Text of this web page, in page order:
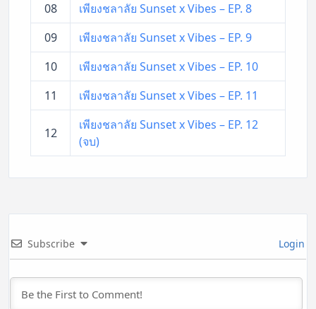
08
เพียงชลาลัย Sunset x Vibes – EP. 8
09
เพียงชลาลัย Sunset x Vibes – EP. 9
10
เพียงชลาลัย Sunset x Vibes – EP. 10
11
เพียงชลาลัย Sunset x Vibes – EP. 11
12
เพียงชลาลัย Sunset x Vibes – EP. 12
(จบ)
Subscribe Login